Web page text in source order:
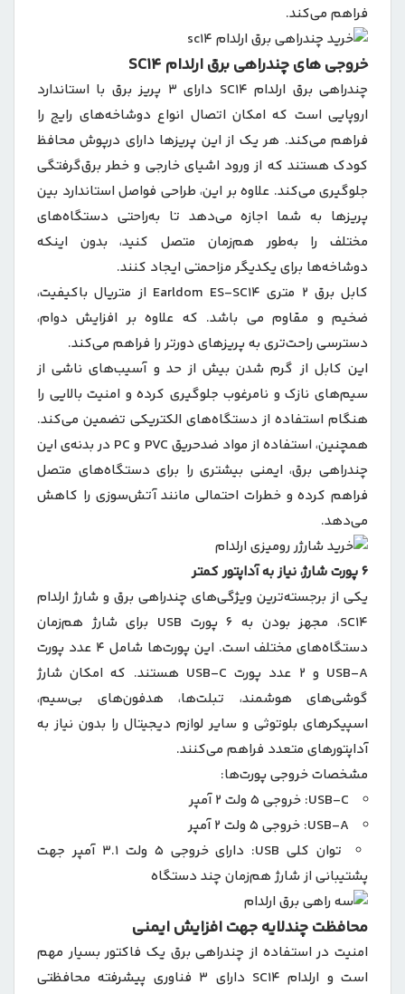
فراهم می‌کند.
خروجی های چندراهی برق ارلدام SC14
چندراهی برق ارلدام SC14 دارای ۳ پریز برق با استاندارد
اروپایی است که امکان اتصال انواع دوشاخه‌های رایج را
فراهم می‌کند. هر یک از این پریزها دارای درپوش محافظ
کودک هستند که از ورود اشیای خارجی و خطر برق‌گرفتگی
جلوگیری می‌کند. علاوه بر این، طراحی فواصل استاندارد بین
پریزها به شما اجازه می‌دهد تا به‌راحتی دستگاه‌های
مختلف را به‌طور هم‌زمان متصل کنید، بدون اینکه
دوشاخه‌ها برای یکدیگر مزاحمتی ایجاد کنند.
کابل برق ۲ متری Earldom ES-SC14 از متریال باکیفیت،
ضخیم و مقاوم می باشد. که علاوه بر افزایش دوام،
دسترسی راحت‌تری به پریزهای دورتر را فراهم می‌کند.
این کابل از گرم شدن بیش از حد و آسیب‌های ناشی از
سیم‌های نازک و نامرغوب جلوگیری کرده و امنیت بالایی را
هنگام استفاده از دستگاه‌های الکتریکی تضمین می‌کند.
همچنین، استفاده از مواد ضدحریق PVC و PC در بدنه‌ی این
چندراهی برق، ایمنی بیشتری را برای دستگاه‌های متصل
فراهم کرده و خطرات احتمالی مانند آتش‌سوزی را کاهش
می‌دهد.
۶ پورت شارژ، نیاز به آداپتور کمتر
یکی از برجسته‌ترین ویژگی‌های چندراهی برق و شارژ ارلدام
SC14، مجهز بودن به ۶ پورت USB برای شارژ هم‌زمان
دستگاه‌های مختلف است. این پورت‌ها شامل ۴ عدد پورت
USB-A و ۲ عدد پورت USB-C هستند. که امکان شارژ
گوشی‌های هوشمند، تبلت‌ها، هدفون‌های بی‌سیم،
اسپیکرهای بلوتوثی و سایر لوازم دیجیتال را بدون نیاز به
آداپتورهای متعدد فراهم می‌کنند.
مشخصات خروجی پورت‌ها:
USB-C: خروجی ۵ ولت ۲ آمپر
USB-A: خروجی ۵ ولت ۲ آمپر
توان کلی USB: دارای خروجی 5 ولت ۳.۱ آمپر جهت
پشتیبانی از شارژ هم‌زمان چند دستگاه
محافظت چندلایه جهت افزایش ایمنی
امنیت در استفاده از چندراهی‌ برق یک فاکتور بسیار مهم
است و ارلدام SC14 دارای 3 فناوری پیشرفته محافظتی